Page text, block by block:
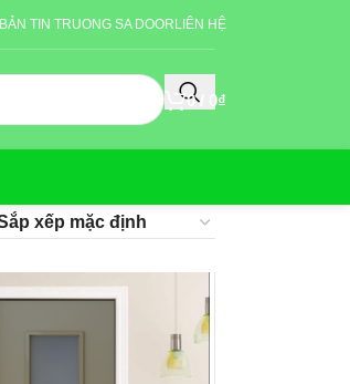
BẢN TIN TRUONG SA DOOR LIÊN HỆ
0 0₫